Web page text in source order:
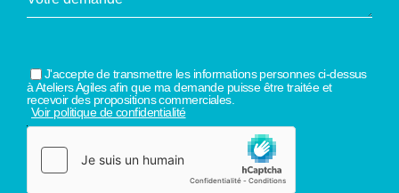
J'accepte de transmettre les informations personnes ci-dessus
à Ateliers Agiles afin que ma demande puisse être traitée et
recevoir des propositions commerciales.
Voir politique de confidentialité